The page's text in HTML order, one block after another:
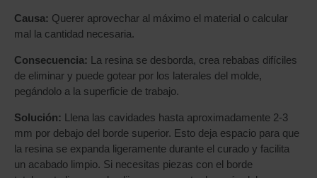
Causa: Querer aprovechar al máximo el material o calcular
mal la cantidad necesaria.
Consecuencia: La resina se desborda, crea rebabas difíciles
de eliminar y puede gotear por los laterales del molde,
pegándolo a la superficie de trabajo.
Solución: Llena las cavidades hasta aproximadamente 2-3
mm por debajo del borde superior. Esto deja espacio para que
la resina se expanda ligeramente durante el curado y facilita
un acabado limpio. Si necesitas piezas con el borde